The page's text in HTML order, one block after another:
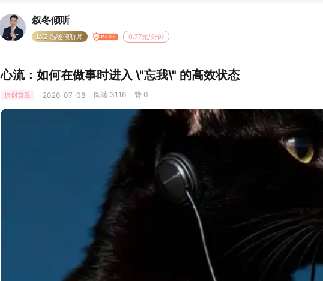
叙冬倾听
LV2.温暖倾听师 0.77元/分钟
心流：如何在做事时进入 \"忘我\" 的高效状态
原创首发 2026-07-08 阅读 3116 赞 0